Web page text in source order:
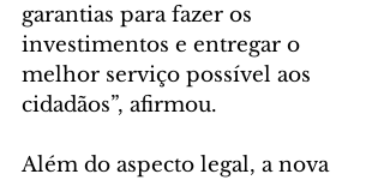
garantias para fazer os
investimentos e entregar o
melhor serviço possível aos
cidadãos”, afirmou.
Além do aspecto legal, a nova